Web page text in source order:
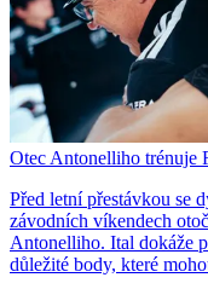
Otec Antonelliho trénuje
Před letní přestávkou se
závodních víkendech
Antonelliho. Ital dokáže
důležité body, které